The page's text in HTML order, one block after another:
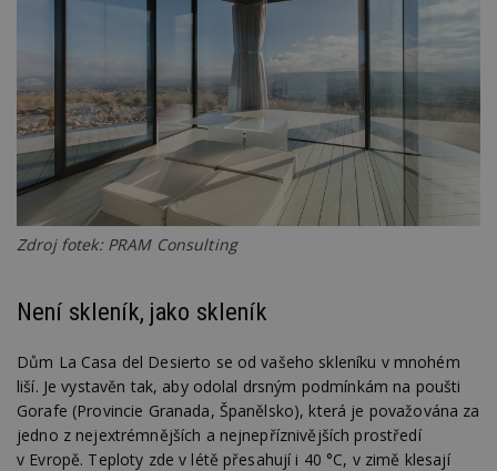
Zdroj fotek: PRAM Consulting
Není skleník, jako skleník
Dům La Casa del Desierto se od vašeho skleníku v mnohém
liší. Je vystavěn tak, aby odolal drsným podmínkám na poušti
Gorafe (Provincie Granada, Španělsko), která je považována za
jedno z nejextrémnějších a nejnepříznivějších prostředí
v Evropě. Teploty zde v létě přesahují i 40 °C, v zimě klesají